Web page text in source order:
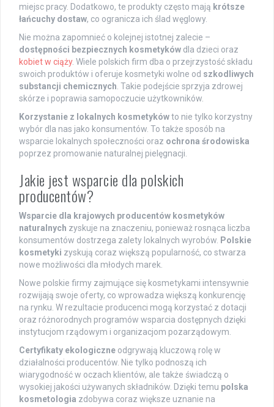
miejsc pracy. Dodatkowo, te produkty często mają krótsze
łańcuchy dostaw, co ogranicza ich ślad węglowy.
Nie można zapomnieć o kolejnej istotnej zalecie –
dostępności bezpiecznych kosmetyków dla dzieci oraz
kobiet w ciąży. Wiele polskich firm dba o przejrzystość składu
swoich produktów i oferuje kosmetyki wolne od szkodliwych
substancji chemicznych . Takie podejście sprzyja zdrowej
skórze i poprawia samopoczucie użytkowników.
Korzystanie z lokalnych kosmetykówto nie tylko korzystny
wybór dla nas jako konsumentów. To także sposób na
wsparcie lokalnych społeczności oraz ochrona środowiska
poprzez promowanie naturalnej pielęgnacji.
Jakie jest wsparcie dla polskich
producentów?
Wsparcie dla krajowych producentów kosmetyków
naturalnych zyskuje na znaczeniu, ponieważ rosnąca liczba
konsumentów dostrzega zalety lokalnych wyrobów. Polskie
kosmetyki zyskują coraz większą popularność, co stwarza
nowe możliwości dla młodych marek.
Nowe polskie firmy zajmujące się kosmetykami intensywnie
rozwijają swoje oferty, co wprowadza większą konkurencję
na rynku. W rezultacie producenci mogą korzystać z dotacji
oraz różnorodnych programów wsparcia dostępnych dzięki
instytucjom rządowym i organizacjom pozarządowym.
Certyfikaty ekologiczne odgrywają kluczową rolę w
działalności producentów. Nie tylko podnoszą ich
wiarygodność w oczach klientów, ale także świadczą o
wysokiej jakości używanych składników. Dzięki temu polska
kosmetologia zdobywa coraz większe uznanie na